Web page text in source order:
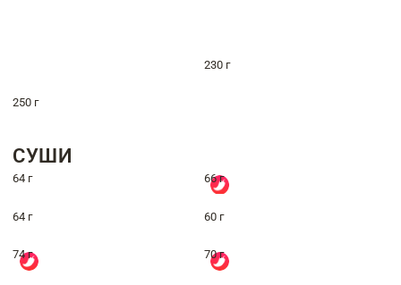
230 г
250 г
СУШИ
64 г 66 г
64 г 60 г
74 г 70 г